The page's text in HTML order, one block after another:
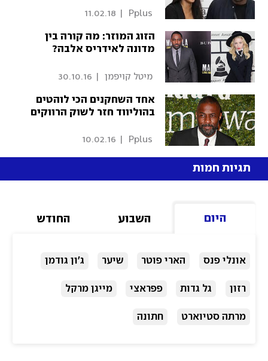
11.02.18
הזוג המוזר: מה קורה בין
מדונה לאידריס אלבה?
מיטל קויפמן 30.10.16
אחד השחקנים הכי לוהטים
בהוליווד חזר לשוק הרווקים
10.02.16
תגיות חמות
היום השבוע החודש
אונלי פנס הארי פוטר שיער ג'ון גודמן
רזון גל גדות פפראצי מייגן מרקל
מרתה סטיוארט חתונה